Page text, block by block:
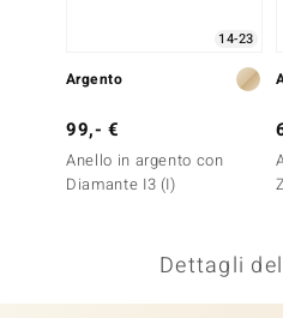
14-23
Argento
99,- €
Anello in argento con
Diamante I3 (I)
Dettagli